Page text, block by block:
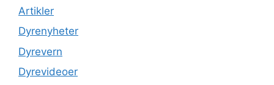
Artikler
Dyrenyheter
Dyrevern
Dyrevideoer